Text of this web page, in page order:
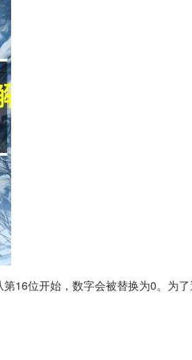
16位开始，数字会被替换为0。为